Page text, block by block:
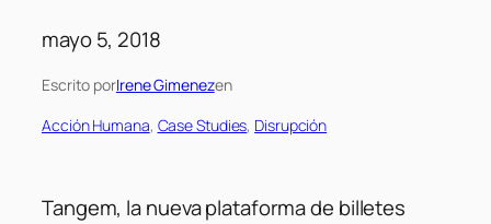
mayo 5, 2018
Escrito porIrene Gimenezen
Acción Humana, Case Studies, Disrupción
Tangem, la nueva plataforma de billetes